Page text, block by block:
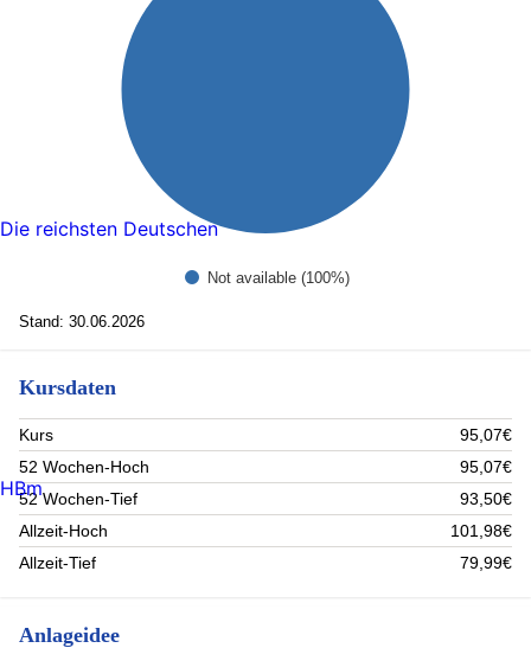
Not available (100%)
Stand: 30.06.2026
Kursdaten
Kurs
95,07€
52 Wochen-Hoch
95,07€
52 Wochen-Tief
93,50€
Allzeit-Hoch
101,98€
Allzeit-Tief
79,99€
Anlageidee
Die reichsten Deutschen
HBm